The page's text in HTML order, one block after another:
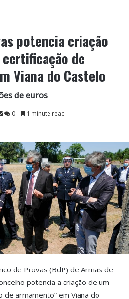
potencia criação
de
Viana do Castelo
de euros
0
1 minute read
de Provas (BdP) de Armas de
potencia a criação de um
de armamento” em Viana do